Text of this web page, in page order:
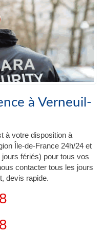
à Verneuil-
à votre disposition à
Île-de-France 24h/24 et
fériés) pour tous vos
contacter tous les jours
devis rapide.